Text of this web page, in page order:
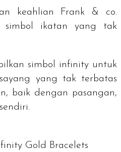
keahlian Frank & co.
simbol ikatan yang tak
simbol infinity untuk
yang tak terbatas
baik dengan pasangan,
Gold Bracelets